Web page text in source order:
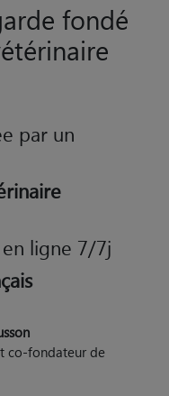
fondé
par un
ligne 7/7j
co-fondateur de